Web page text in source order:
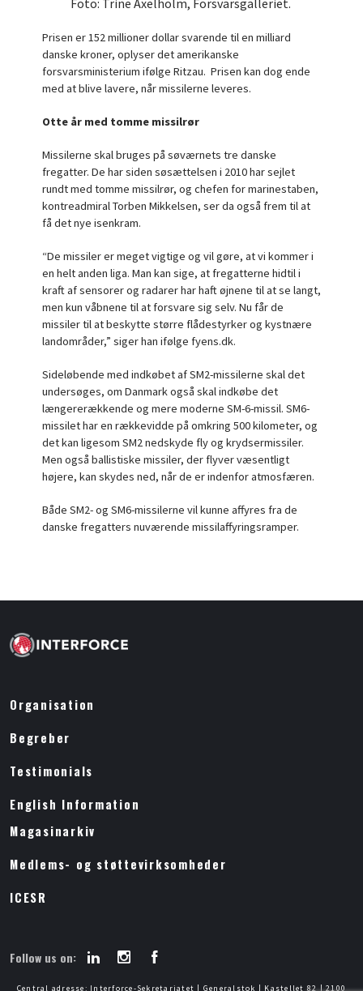
Foto: Trine Axelholm, Forsvarsgalleriet.
Prisen er 152 millioner dollar svarende til en milliard
danske kroner, oplyser det amerikanske
forsvarsministerium ifølge Ritzau. Prisen kan dog ende
med at blive lavere, når missilerne leveres.
Otte år med tomme missilrør
Missilerne skal bruges på søværnets tre danske
fregatter. De har siden søsættelsen i 2010 har sejlet
rundt med tomme missilrør, og chefen for marinestaben,
kontreadmiral Torben Mikkelsen, ser da også frem til at
få det nye isenkram.
“De missiler er meget vigtige og vil gøre, at vi kommer i
en helt anden liga. Man kan sige, at fregatterne hidtil i
kraft af sensorer og radarer har haft øjnene til at se langt,
men kun våbnene til at forsvare sig selv. Nu får de
missiler til at beskytte større flådestyrker og kystnære
landområder,” siger han ifølge fyens.dk.
Sideløbende med indkøbet af SM2-missilerne skal det
undersøges, om Danmark også skal indkøbe det
længererækkende og mere moderne SM-6-missil. SM6-
missilet har en rækkevidde på omkring 500 kilometer, og
det kan ligesom SM2 nedskyde fly og krydsermissiler.
Men også ballistiske missiler, der flyver væsentligt
højere, kan skydes ned, når de er indenfor atmosfæren.
Både SM2- og SM6-missilerne vil kunne affyres fra de
danske fregatters nuværende missilaffyringsramper.
Organisation
Begreber
Testimonials
English Information
Magasinarkiv
Medlems- og støttevirksomheder
ICESR
Follow us on:
Central adresse: Interforce-Sekretariatet | Generalstok | Kastellet 82 | 2100